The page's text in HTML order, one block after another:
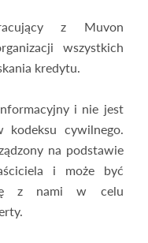
z Muvon
wszystkich
kredytu.
i nie jest
kodeksu cywilnego.
na podstawie
i może być
z nami w celu